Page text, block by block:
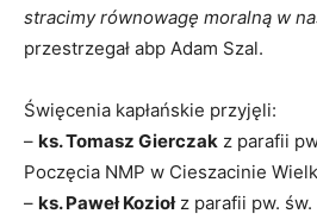
stracimy równowagę moralną w
przestrzegał abp Adam Szal.
Święcenia kapłańskie przyjęli:
– ks. Tomasz Gierczak z parafii
Poczęcia NMP w Cieszacinie
– ks. Paweł Koziołz parafii pw. św.